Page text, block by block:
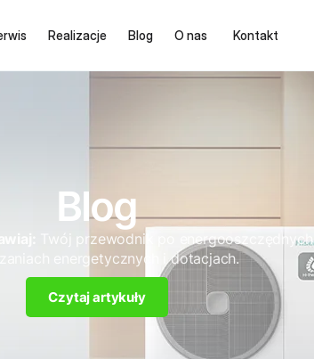
Realizacje Blog O nas Kontakt
Blog
Twój przewodnik po energooszczędnych
energetycznych i dotacjach.
Czytaj artykuły